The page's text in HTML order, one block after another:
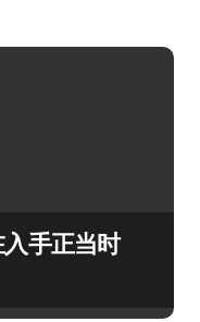
手正当时